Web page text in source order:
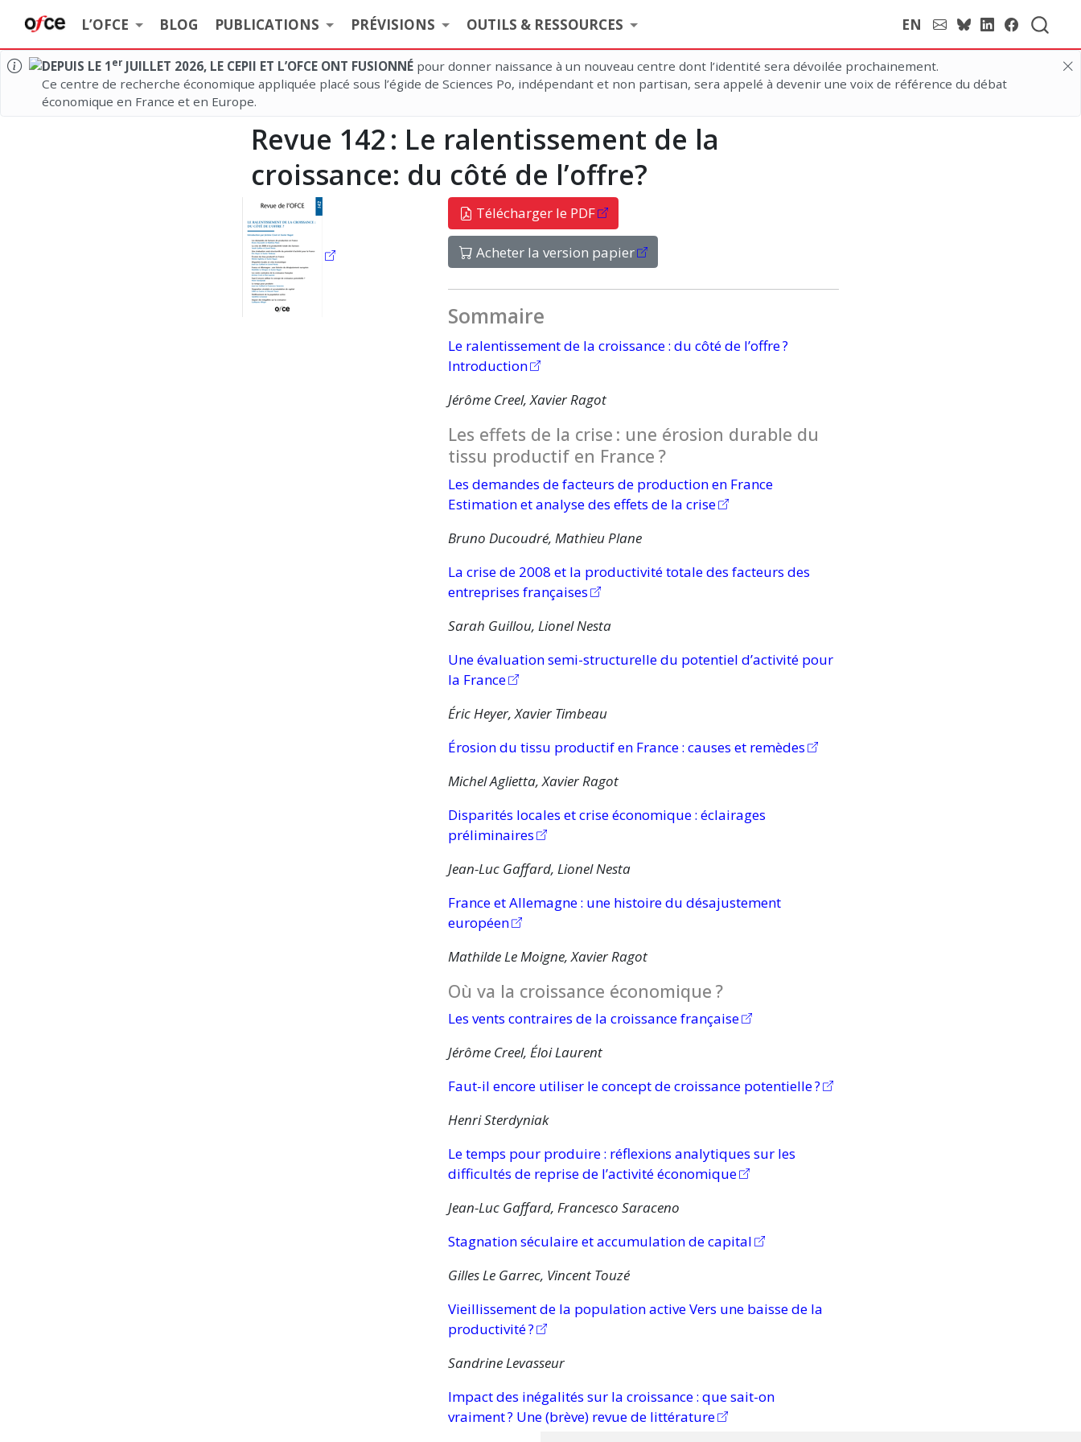
L’OFCE BLOG PUBLICATIONS PRÉVISIONS OUTILS & RESSOURCES EN
DEPUIS LE 1 erJUILLET 2026, LE CEPII ET L’OFCE ONT FUSIONNÉpour donner naissance à un nouveau centre dont l’identité sera dévoilée prochainement.
Ce centre de recherche économique appliquée placé sous l’égide de Sciences Po, indépendant et non partisan, sera appelé à devenir une voix de référence du débat
économique en France et en Europe.
Revue 142 : Le ralentissement de la
croissance: du côté de l’offre?
Télécharger le PDF
Acheter la version papier
Sommaire
Le ralentissement de la croissance : du côté de l’offre ?
Introduction
Jérôme Creel, Xavier Ragot
Les effets de la crise : une érosion durable du
tissu productif en France ?
Les demandes de facteurs de production en France
Estimation et analyse des effets de la crise
Bruno Ducoudré, Mathieu Plane
La crise de 2008 et la productivité totale des facteurs des
entreprises françaises
Sarah Guillou, Lionel Nesta
Une évaluation semi-structurelle du potentiel d’activité pour
la France
Éric Heyer, Xavier Timbeau
Érosion du tissu productif en France : causes et remèdes
Michel Aglietta, Xavier Ragot
Disparités locales et criseéconomique : éclairages
préliminaires
Jean-Luc Gaffard, Lionel Nesta
France etAllemagne : une histoire du désajustement
européen
Mathilde Le Moigne, Xavier Ragot
Où va la croissance économique ?
Les vents contraires de la croissance française
Jérôme Creel, Éloi Laurent
Faut-il encore utiliser le concept de croissance potentielle ?
Henri Sterdyniak
Le temps pour produire : réflexions analytiques sur les
difficultés de reprise de l’activité économique
Jean-Luc Gaffard, Francesco Saraceno
Stagnation séculaire et accumulation de capital
Gilles Le Garrec, Vincent Touzé
Vieillissement de la population active Vers une baisse de la
productivité ?
Sandrine Levasseur
Impact des inégalités sur la croissance : que sait-on
vraiment ? Une (brève) revue de littérature